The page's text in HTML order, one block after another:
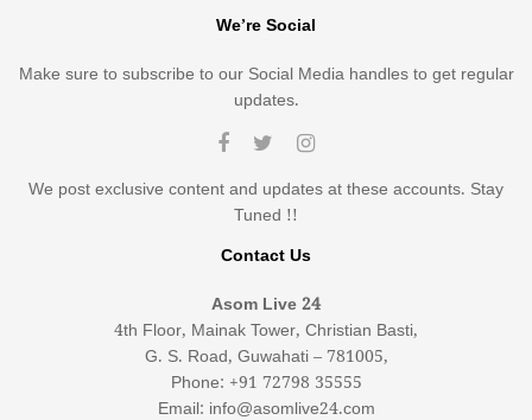
We’re Social
Make sure to subscribe to our Social Media handles to get regular
updates.
We post exclusive content and updates at these accounts. Stay
Tuned !!
Contact Us
Asom Live 24
4th Floor, Mainak Tower, Christian Basti,
G. S. Road, Guwahati – 781005,
Phone: +91 72798 35555
Email: info@asomlive24.com